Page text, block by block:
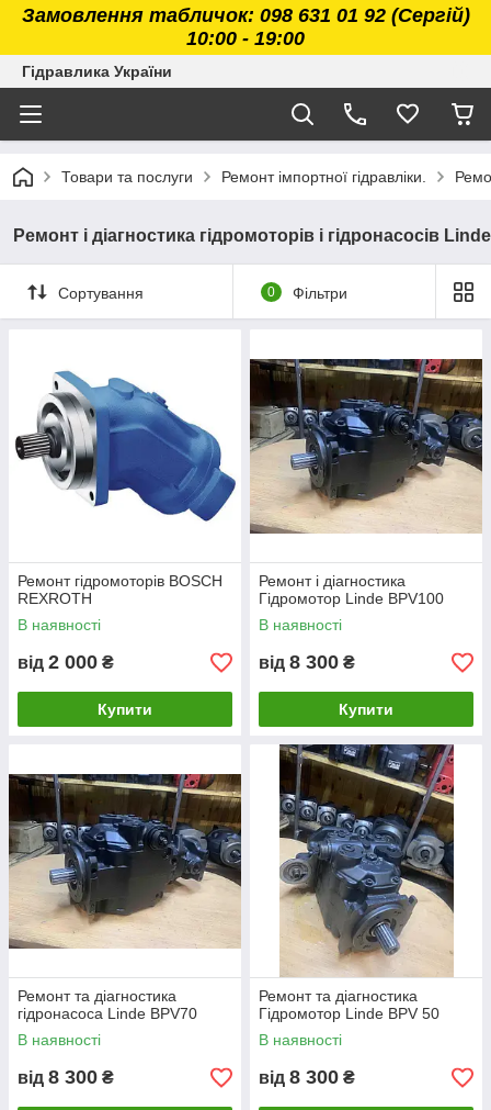
Замовлення табличок: 098 631 01 92 (Сергій)
10:00 - 19:00
Гідравлика України
Товари та послуги Ремонт імпортної гідравліки.
Ремонт і діагностика гідромоторів і гідронасосів Linde
Сортування 0 Фільтри
Ремонт гідромоторів BOSCH
REXROTH
В наявності
від 2 000 ₴
Купити
Ремонт і діагностика
Гідромотор Linde BPV100
В наявності
від 8 300 ₴
Купити
Ремонт та діагностика
гідронасоса Linde BPV70
В наявності
від 8 300 ₴
Ремонт та діагностика
Гідромотор Linde BPV 50
В наявності
від 8 300 ₴